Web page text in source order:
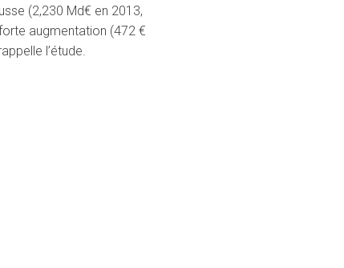
(2,230 Md€ en 2013,
augmentation (472 €
l’étude.